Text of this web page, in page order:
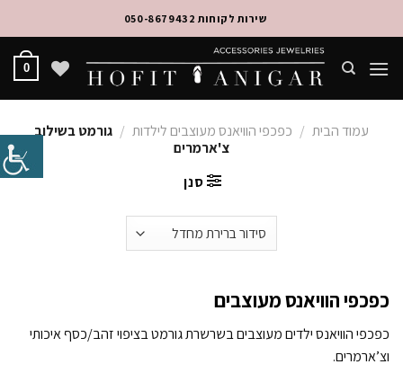
to
שירות לקוחות 050-8679432
0
עמוד הבית / כפכפי הוויאנס מעוצבים לילדות / גורמט בשילוב
צ'ארמרים
סנן
כפכפי הוויאנס מעוצבים
כפכפי הוויאנס ילדים מעוצבים בשרשרת גורמט בציפוי זהב/כסף איכותי
וצ’ארמרים.